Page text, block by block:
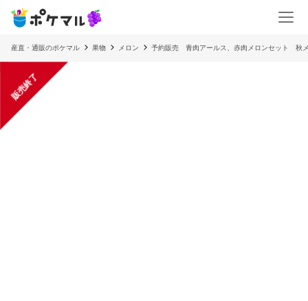
産直・通販のポケマル 果物 メロン 予約販売 青肉アールス、赤肉メロンセット 秋
販売終了